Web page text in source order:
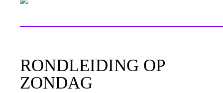
RONDLEIDING OP
ZONDAG